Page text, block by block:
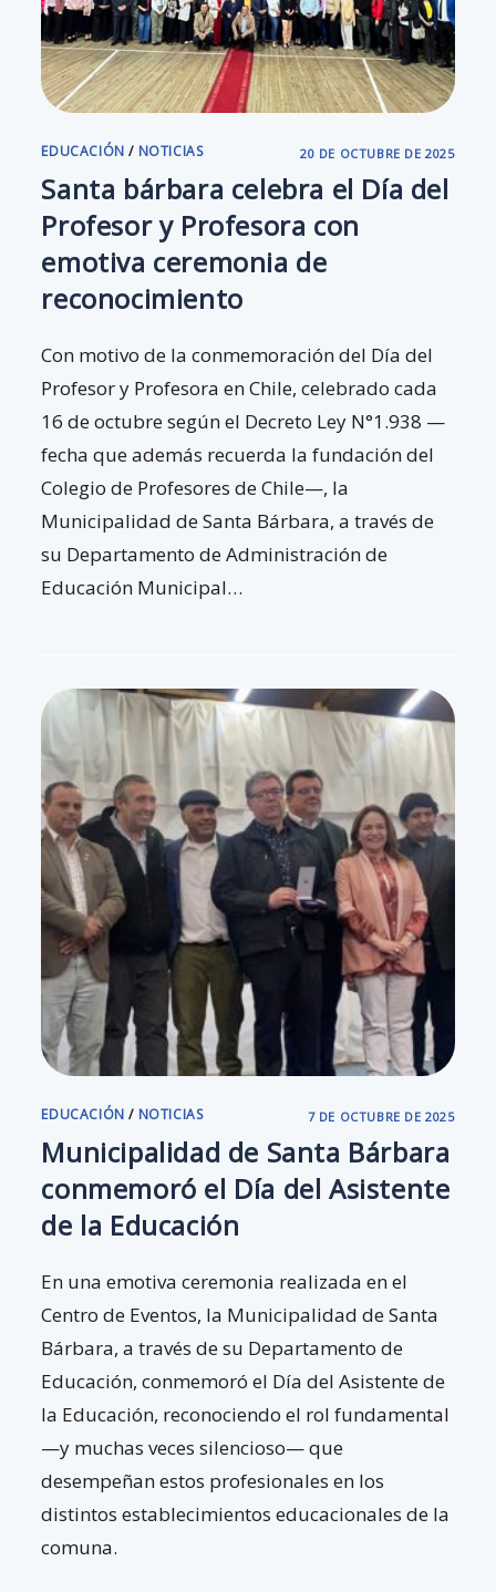
EDUCACIÓN / NOTICIAS
Santa bárbara celebra el Día del
Profesor y Profesora con
emotiva ceremonia de
reconocimiento
Con motivo de la conmemoración del Día del
Profesor y Profesora en Chile, celebrado cada
16 de octubre según el Decreto Ley N°1.938 —
fecha que además recuerda la fundación del
Colegio de Profesores de Chile—, la
Municipalidad de Santa Bárbara, a través de
su Departamento de Administración de
Educación Municipal…
20 DE OCTUBRE DE 2025
EDUCACIÓN / NOTICIAS
Municipalidad de Santa Bárbara
conmemoró el Día del Asistente
de la Educación
En una emotiva ceremonia realizada en el
Centro de Eventos, la Municipalidad de Santa
Bárbara, a través de su Departamento de
Educación, conmemoró el Día del Asistente de
la Educación, reconociendo el rol fundamental
—y muchas veces silencioso— que
desempeñan estos profesionales en los
distintos establecimientos educacionales de la
comuna.
7 DE OCTUBRE DE 2025